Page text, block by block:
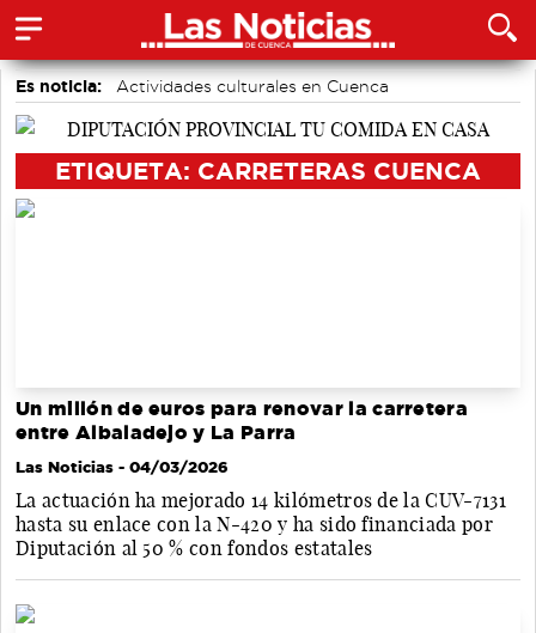
Es noticia:
Actividades culturales en Cuenca
accidentes laborales
ETIQUETA: CARRETERAS CUENCA
Un millón de euros para renovar la carretera
entre Albaladejo y La Parra
Las Noticias - 04/03/2026
La actuación ha mejorado 14 kilómetros de la CUV-7131
hasta su enlace con la N-420 y ha sido financiada por
Diputación al 50 % con fondos estatales